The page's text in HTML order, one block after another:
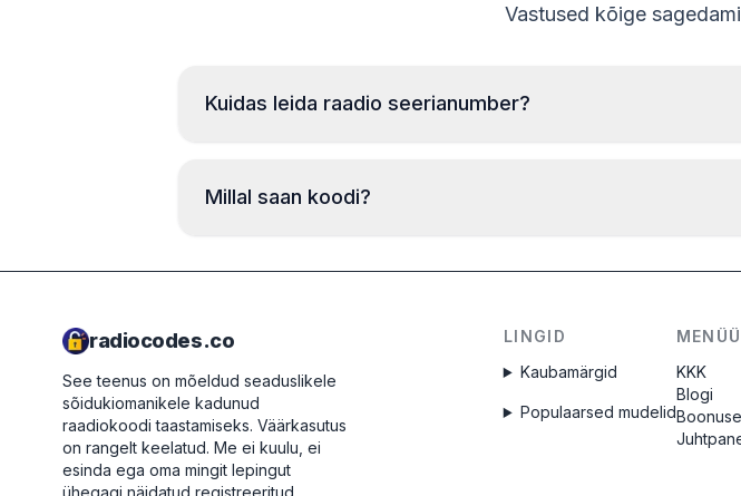
Vastused kõige
Kuidas leida raadio seerianumber?
BE604558153476
Millal saan koodi?
Kood antakse
radiocodes.co
See teenus on mõeldud seaduslikele
sõidukiomanikele kadunud
raadiokoodi taastamiseks. Väärkasutus
on rangelt keelatud. Me ei kuulu, ei
esinda ega oma mingit lepingut
ühegagi näidatud registreeritud
LINGID
Kaubamärgid
Populaarsed mudelid
MENÜÜ
KKK
Blogi